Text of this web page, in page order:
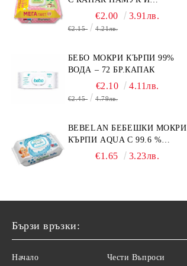
СМРАДЛИКА 120БР.
€2.00 3.91лв.
€2.15 4.21лв.
БЕБО МОКРИ КЪРПИ 99%
ВОДА – 72 БР.КАПАК
€2.10 4.11лв.
€2.45 4.79лв.
BEBELAN БЕБЕШКИ МОКРИ
КЪРПИ AQUA С 99.6 %
ВОДА 64БР.
€1.65 3.23лв.
Бързи връзки:
Начало Чести Въпроси